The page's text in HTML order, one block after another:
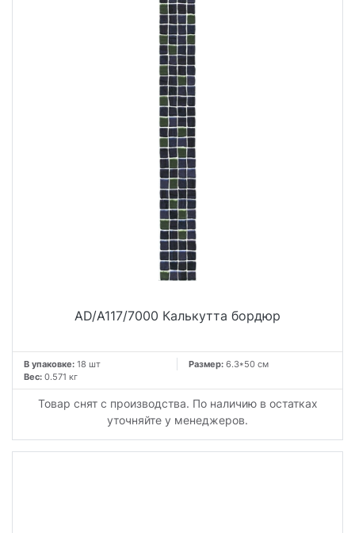
AD/A117/7000 Калькутта бордюр
В упаковке: 18 шт Размер: 6.3*50 см
Вес: 0.571 кг
Товар снят с производства. По наличию в остатках
уточняйте у менеджеров.